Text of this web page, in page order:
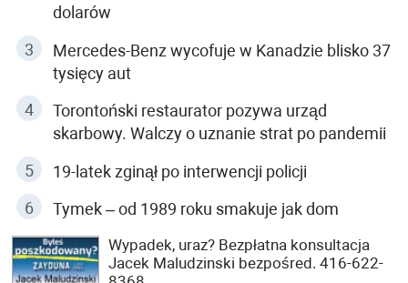
dolarów
Mercedes-Benz wycofuje w Kanadzie blisko 37
tysięcy aut
Torontoński restaurator pozywa urząd
skarbowy. Walczy o uznanie strat po pandemii
19-latek zginął po interwencji policji
Tymek – od 1989 roku smakuje jak dom
Wypadek, uraz? Bezpłatna konsultacja
Jacek Maludzinski bezpośred. 416-622-